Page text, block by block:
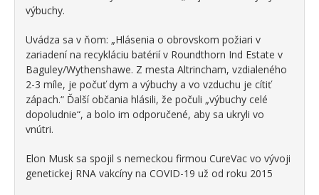
výbuchy.
Uvádza sa v ňom: „Hlásenia o obrovskom požiari v
zariadení na recykláciu batérií v Roundthorn Ind Estate v
Baguley/Wythenshawe. Z mesta Altrincham, vzdialeného
2-3 míle, je počuť dym a výbuchy a vo vzduchu je cítiť
zápach.“ Ďalší občania hlásili, že počuli „výbuchy celé
dopoludnie“, a bolo im odporučené, aby sa ukryli vo
vnútri.
Elon Musk sa spojil s nemeckou firmou CureVac vo vývoji
genetickej RNA vakcíny na COVID-19 už od roku 2015